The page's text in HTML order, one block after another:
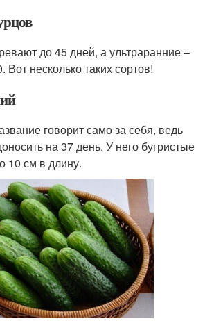
до 45 дней, а ультраранние –
несколько таких сортов!
говорит само за себя, ведь
на 37 день. У него бугристые
10 см в длину.